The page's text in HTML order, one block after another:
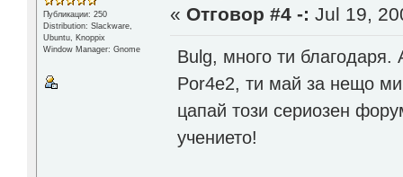
Публикации: 250
Distribution: Slackware,
Ubuntu, Knoppix
Window Manager: Gnome
« Отговор #4 -: Jul 19,
Bulg, много ти
Por4e2, ти май за нещо
цапай този сериозен
учението!